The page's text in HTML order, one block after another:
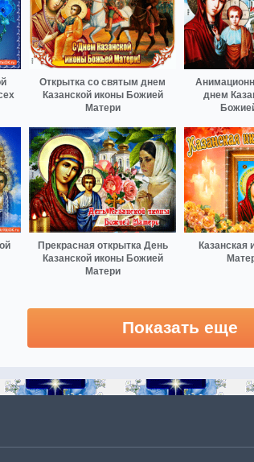
Открытка со святым днем
Казанской иконы Божией
Матери
днем
Прекрасная открытка День
Казанской иконы Божией
Матери
Казанская
Показать еще